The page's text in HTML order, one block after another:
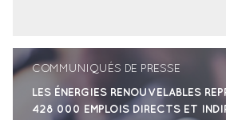
COMMUNIQUÉS DE PRESSE
LES ÉNERGIES RENOUVELABLES
428 000 EMPLOIS DIRECTS ET